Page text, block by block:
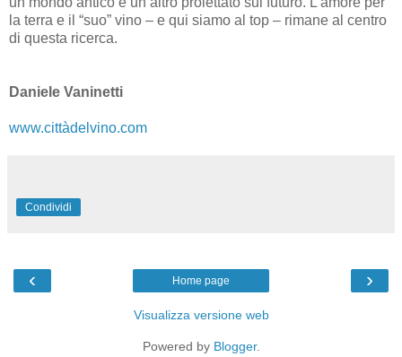
la terra e il “suo” vino – e qui siamo al top – rimane al centro
di questa ricerca.
Daniele Vaninetti
www.cittàdelvino.com
Condividi
‹ ›
Home page
Visualizza versione web
Powered by Blogger.